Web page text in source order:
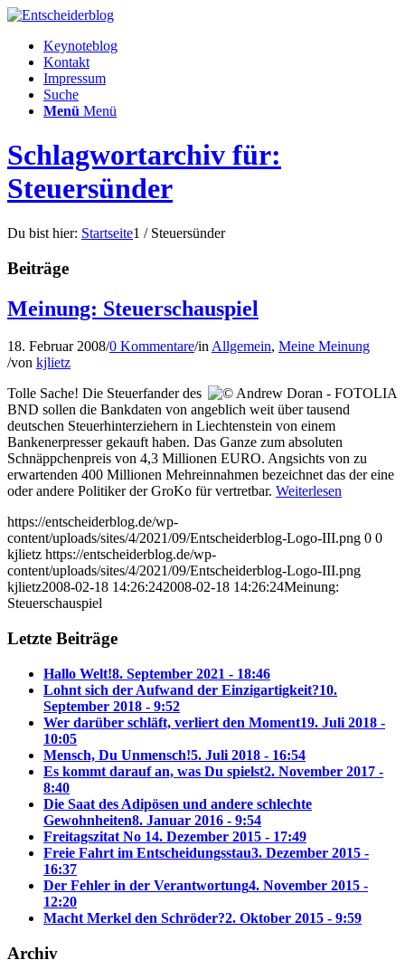
Keynoteblog
Kontakt
Impressum
Suche
Menü Menü
Schlagwortarchiv für:
Steuersünder
Du bist hier: Startseite1 / Steuersünder
Beiträge
Meinung: Steuerschauspiel
18. Februar 2008/0 Kommentare/inAllgemein, Meine Meinung
/von kjlietz
Tolle Sache! Die Steuerfander des
BND sollen die Bankdaten von angeblich weit über tausend
deutschen Steuerhinterziehern in Liechtenstein von einem
Bankenerpresser gekauft haben. Das Ganze zum absoluten
Schnäppchenpreis von 4,3 Millionen EURO. Angsichts von zu
erwartenden 400 Millionen Mehreinnahmen bezeichnet das der eine
oder andere Politiker der GroKo für vertretbar. Weiterlesen
https://entscheiderblog.de/wp-
content/uploads/sites/4/2021/09/Entscheiderblog-Logo-III.png 0 0
kjlietz https://entscheiderblog.de/wp-
content/uploads/sites/4/2021/09/Entscheiderblog-Logo-III.png
kjlietz2008-02-18 14:26:242008-02-18 14:26:24Meinung:
Steuerschauspiel
Letzte Beiträge
Hallo Welt!8. September 2021 - 18:46
Lohnt sich der Aufwand der Einzigartigkeit?10.
September 2018 - 9:52
Wer darüber schläft, verliert den Moment19. Juli 2018 -
10:05
Mensch, Du Unmensch!5. Juli 2018 - 16:54
Es kommt darauf an, was Du spielst2. November 2017 -
8:40
Die Saat des Adipösen und andere schlechte
Gewohnheiten8. Januar 2016 - 9:54
Freitagszitat No 14. Dezember 2015 - 17:49
Freie Fahrt im Entscheidungsstau3. Dezember 2015 -
16:37
Der Fehler in der Verantwortung4. November 2015 -
12:20
Macht Merkel den Schröder?2. Oktober 2015 - 9:59
Archiv